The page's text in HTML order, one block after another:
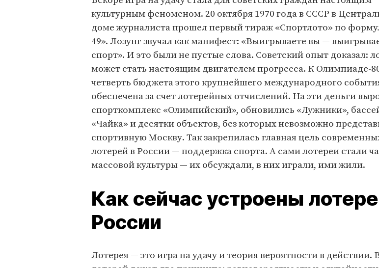
культурным феноменом. 20 октября 1970 года в СССР в
доме журналиста прошел первый тираж «Спортлото» по
49». Лозунг звучал как манифест: «Выигрываете вы —
спорт». И это были не пустые слова. Советский опыт доказал:
может стать настоящим двигателем прогресса. К Олимпиаде-
четверть бюджета этого крупнейшего международного
обеспечена за счет лотерейных отчислений. На эти деньги
спорткомплекс «Олимпийский», обновились «Лужники»,
«Чайка» и десятки объектов, без которых невозможно
спортивную Москву. Так закрепилась главная цель
лотерей в России — поддержка спорта. А сами лотереи стали
массовой культуры — их обсуждали, в них играли, ими жили.
Как сейчас устроены
России
Лотерея — это игра на удачу и теория вероятности в действии.